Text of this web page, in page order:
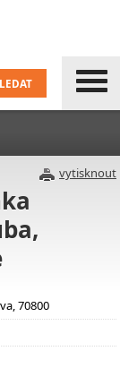
vytisknout
70800